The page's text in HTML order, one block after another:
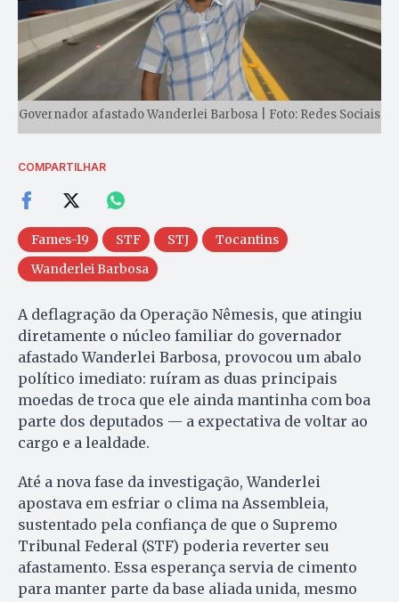
Governador afastado Wanderlei Barbosa | Foto: Redes Sociais
COMPARTILHAR
Fames-19 STF STJ
Tocantins
Wanderlei Barbosa
A deflagração da Operação Nêmesis, que atingiu
diretamente o núcleo familiar do governador
afastado Wanderlei Barbosa, provocou um abalo
político imediato: ruíram as duas principais
moedas de troca que ele ainda mantinha com boa
parte dos deputados — a expectativa de voltar ao
cargo e a lealdade.
Até a nova fase da investigação, Wanderlei
apostava em esfriar o clima na Assembleia,
sustentado pela confiança de que o Supremo
Tribunal Federal (STF) poderia reverter seu
afastamento. Essa esperança servia de cimento
para manter parte da base aliada unida, mesmo